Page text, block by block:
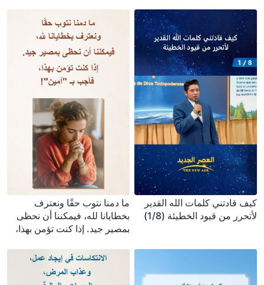
كيف قادتني كلمات الله القدير
لأتحرر من قيود الخطيئة (1/8)
ما دمنا نتوب حقًا ونعترف
بخطايانا لله، فيمكننا أن نحظى
بمصير جيد. إذا كنت تؤمن بهذا،